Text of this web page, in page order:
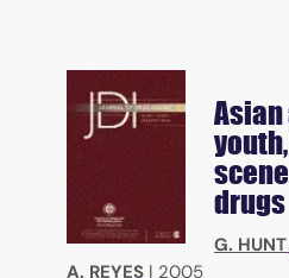
drugs
G. HUNT
A. REYES | 2005